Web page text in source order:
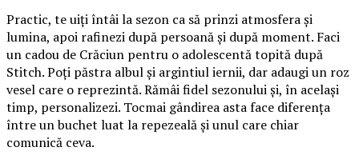
Practic, te uiți întâi la sezon ca să prinzi atmosfera și
lumina, apoi rafinezi după persoană și după moment. Faci
un cadou de Crăciun pentru o adolescentă topită după
Stitch. Poți păstra albul și argintiul iernii, dar adaugi un roz
vesel care o reprezintă. Rămâi fidel sezonului și, în același
timp, personalizezi. Tocmai gândirea asta face diferența
între un buchet luat la repezeală și unul care chiar
comunică ceva.